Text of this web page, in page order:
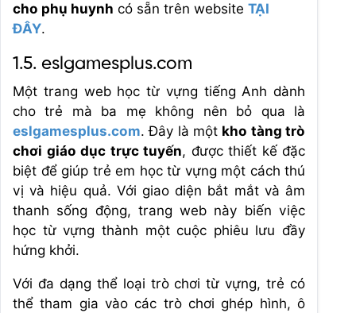
cho phụ huynh có sẵn trên website TẠI
ĐÂY.
1.5. eslgamesplus.com
Một trang web học từ vựng tiếng Anh dành
cho trẻ mà ba mẹ không nên bỏ qua là
eslgamesplus.com. Đây là một kho tàng trò
chơi giáo dục trực tuyến, được thiết kế đặc
biệt để giúp trẻ em học từ vựng một cách thú
vị và hiệu quả. Với giao diện bắt mắt và âm
thanh sống động, trang web này biến việc
học từ vựng thành một cuộc phiêu lưu đầy
hứng khởi.
Với đa dạng thể loại trò chơi từ vựng, trẻ có
thể tham gia vào các trò chơi ghép hình, ô